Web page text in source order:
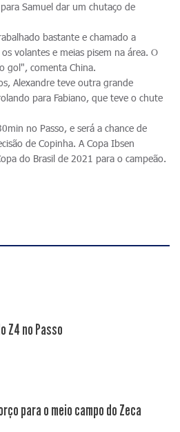
Samuel dar um chutaço de
bastante e chamado a
volantes e meias pisem na área. O
gol", comenta China.
Alexandre teve outra grande
para Fabiano, que teve o chute
no Passo, e será a chance de
de Copinha. A Copa Ibsen
do Brasil de 2021 para o campeão.
Z4 no Passo
para o meio campo do Zeca